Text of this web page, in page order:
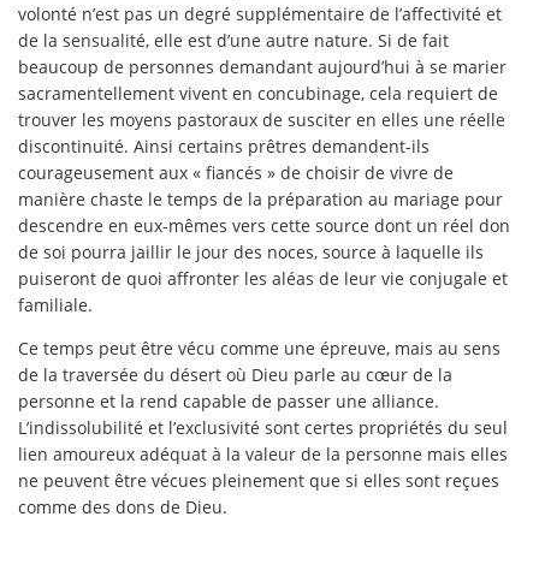
volonté n’est pas un degré supplémentaire de l’affectivité et
de la sensualité, elle est d’une autre nature. Si de fait
beaucoup de personnes demandant aujourd’hui à se marier
sacramentellement vivent en concubinage, cela requiert de
trouver les moyens pastoraux de susciter en elles une réelle
discontinuité. Ainsi certains prêtres demandent-ils
courageusement aux « fiancés » de choisir de vivre de
manière chaste le temps de la préparation au mariage pour
descendre en eux-mêmes vers cette source dont un réel don
de soi pourra jaillir le jour des noces, source à laquelle ils
puiseront de quoi affronter les aléas de leur vie conjugale et
familiale.
Ce temps peut être vécu comme une épreuve, mais au sens
de la traversée du désert où Dieu parle au cœur de la
personne et la rend capable de passer une alliance.
L’indissolubilité et l’exclusivité sont certes propriétés du seul
lien amoureux adéquat à la valeur de la personne mais elles
ne peuvent être vécues pleinement que si elles sont reçues
comme des dons de Dieu.